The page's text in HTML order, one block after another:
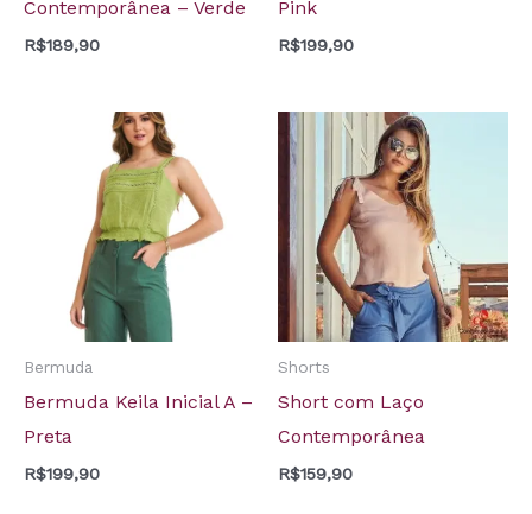
Contemporânea – Verde
R$189,90
Pink
R$199,90
Bermuda
Bermuda Keila Inicial A –
Preta
R$199,90
Shorts
Short com Laço
Contemporânea
R$159,90